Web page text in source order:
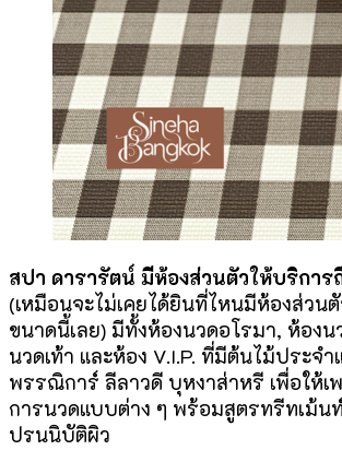
สปา ดารารัตน์ มีห้องส่วนตัวให้บริการ
(เหมือนจะไม่เคยได้ยินที่ไหนมีห้องส่วน
ขนาดนี้เลย) มีทั้งห้องนวดอโรมา, ห้อง
นวดเท้า และห้อง V.I.P. ที่มีต้นไม้ประจ
พรรณิการ์ ลีลาวดี บุหงาส่าหรี เพื่อให้เ
การนวดแบบต่าง ๆ พร้อมสูตรทรีทเม้น
ปรนนิบัติผิว